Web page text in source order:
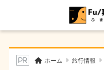
ホーム 旅行情報